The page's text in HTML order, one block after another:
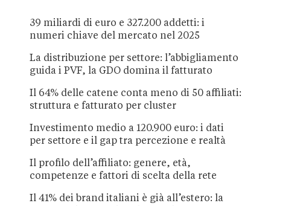
39 miliardi di euro e 327.200 addetti: i
numeri chiave del mercato nel 2025
La distribuzione per settore: l’abbigliamento
guida i PVF, la GDO domina il fatturato
Il 64% delle catene conta meno di 50 affiliati:
struttura e fatturato per cluster
Investimento medio a 120.900 euro: i dati
per settore e il gap tra percezione e realtà
Il profilo dell’affiliato: genere, età,
competenze e fattori di scelta della rete
Il 41% dei brand italiani è già all’estero: la